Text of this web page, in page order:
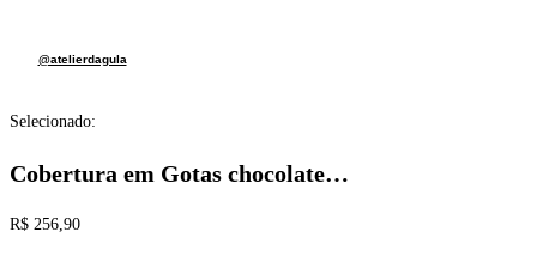
@atelierdagula
Selecionado:
Cobertura em Gotas chocolate…
R$ 256,90